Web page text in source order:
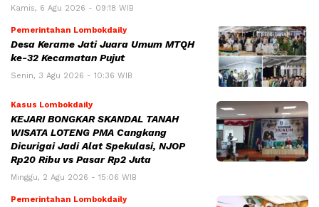
Kamis, 6 Agu 2026 - 09:18 WIB
Pemerintahan Lombokdaily
Desa Kerame Jati Juara Umum MTQH
ke-32 Kecamatan Pujut
Senin, 3 Agu 2026 - 10:36 WIB
Kasus Lombokdaily
KEJARI BONGKAR SKANDAL TANAH
WISATA LOTENG PMA Cangkang
Dicurigai Jadi Alat Spekulasi, NJOP
Rp20 Ribu vs Pasar Rp2 Juta
Minggu, 2 Agu 2026 - 15:06 WIB
Pemerintahan Lombokdaily